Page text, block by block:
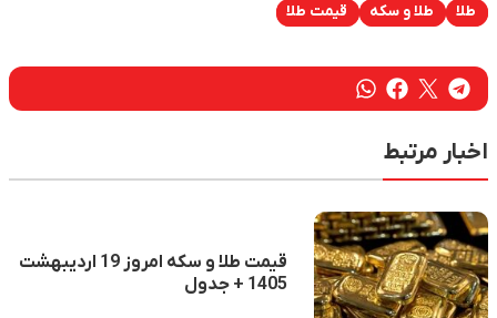
طلا طلا و سکه قیمت طلا
اخبار مرتبط
قیمت طلا و سکه امروز 19 اردیبهشت
1405 + جدول